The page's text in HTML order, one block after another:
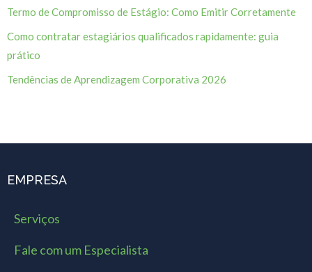
Termo de Compromisso de Estágio: Como Emitir Corretamente
Como contratar estagiários qualificados rapidamente: guia
prático
Tendências de Aprendizagem Corporativa 2026
EMPRESA
Serviços
Fale com um Especialista